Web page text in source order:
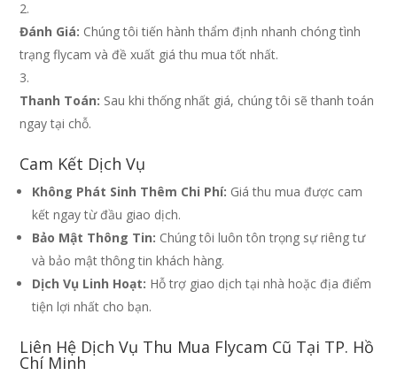
Đánh Giá: Chúng tôi tiến hành thẩm định nhanh chóng tình
trạng flycam và đề xuất giá thu mua tốt nhất.
Thanh Toán: Sau khi thống nhất giá, chúng tôi sẽ thanh toán
ngay tại chỗ.
Cam Kết Dịch Vụ
Không Phát Sinh Thêm Chi Phí: Giá thu mua được cam
kết ngay từ đầu giao dịch.
Bảo Mật Thông Tin: Chúng tôi luôn tôn trọng sự riêng tư
và bảo mật thông tin khách hàng.
Dịch Vụ Linh Hoạt: Hỗ trợ giao dịch tại nhà hoặc địa điểm
tiện lợi nhất cho bạn.
Liên Hệ Dịch Vụ Thu Mua Flycam Cũ Tại TP. Hồ
Chí Minh